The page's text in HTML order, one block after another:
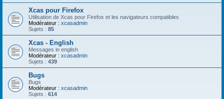
Xcas pour Firefox
Utilisation de Xcas pour Firefox et les navigateurs compatibles
Modérateur : xcasadmin
Sujets : 85
Xcas - English
Messages in english
Modérateur : xcasadmin
Sujets : 439
Bugs
Bugs
Modérateur : xcasadmin
Sujets : 614